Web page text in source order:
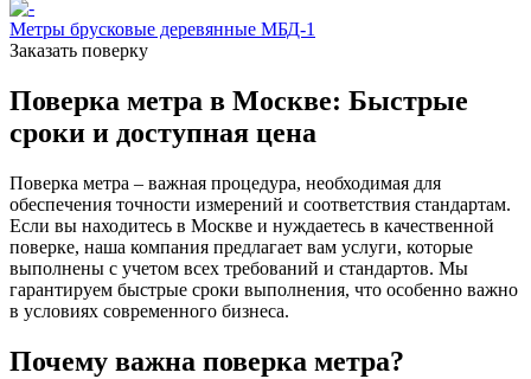
Метры брусковые деревянные МБД-1
Заказать поверку
Поверка метра в Москве: Быстрые
сроки и доступная цена
Поверка метра – важная процедура, необходимая для
обеспечения точности измерений и соответствия стандартам.
Если вы находитесь в Москве и нуждаетесь в качественной
поверке, наша компания предлагает вам услуги, которые
выполнены с учетом всех требований и стандартов. Мы
гарантируем быстрые сроки выполнения, что особенно важно
в условиях современного бизнеса.
Почему важна поверка метра?